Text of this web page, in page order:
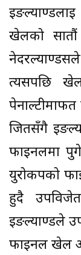
खेलको सातौं
त्यसपछि
जितसँगै
फाइनलमा
युरोकपको
हुदै
इङल्याण्डले
फाइनल खेल